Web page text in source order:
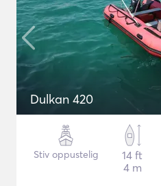
Dulkan 420
Stiv oppustelig
14 ft
4 m